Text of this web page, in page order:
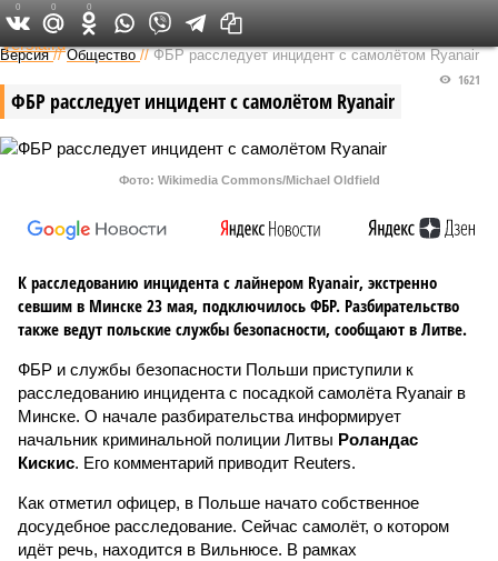
Федеральный выпуск
Версия //Общество //ФБР расследует инцидент с самолётом Ryanair
ФБР расследует инцидент с самолётом Ryanair
1621
Фото: Wikimedia Commons/Michael Oldfield
К расследованию инцидента с лайнером Ryanair, экстренно
севшим в Минске 23 мая, подключилось ФБР. Разбирательство
также ведут польские службы безопасности, сообщают в Литве.
ФБР и службы безопасности Польши приступили к
расследованию инцидента с посадкой самолёта Ryanair в
Минске. О начале разбирательства информирует
начальник криминальной полиции Литвы Роландас
Кискис. Его комментарий приводит Reuters.
Как отметил офицер, в Польше начато собственное
досудебное расследование. Сейчас самолёт, о котором
идёт речь, находится в Вильнюсе. В рамках
0 0 0